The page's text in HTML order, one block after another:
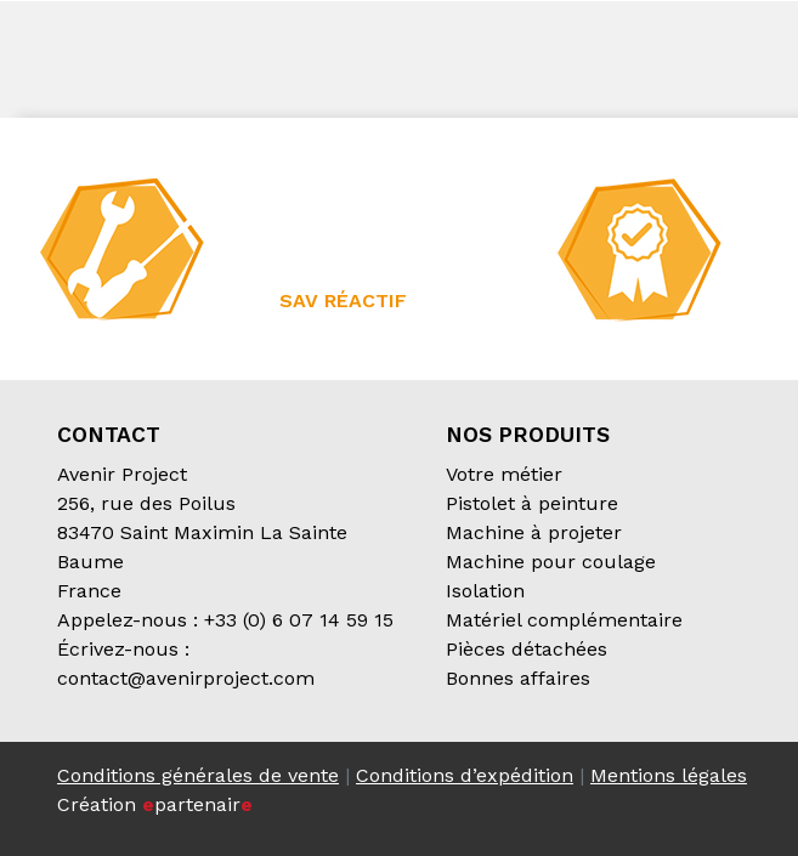
SAV RÉACTIF
CONTACT
Avenir Project
256, rue des Poilus
83470 Saint Maximin La Sainte
Baume
France
Appelez-nous : +33 (0) 6 07 14 59 15
Écrivez-nous :
contact@avenirproject.com
NOS PRODUITS
Votre métier
Pistolet à peinture
Machine à projeter
Machine pour coulage
Isolation
Matériel complémentaire
Pièces détachées
Bonnes affaires
Conditions générales de vente | Conditions d’expédition | Mentions légales
Création epartenaire